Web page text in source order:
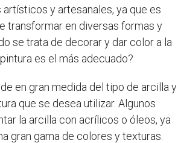
y artesanales, ya que es
transformar en diversas formas y
se trata de decorar y dar color a la
es el más adecuado?
en gran medida del tipo de arcilla y
que se desea utilizar. Algunos
la arcilla con acrílicos o óleos, ya
gran gama de colores y texturas.